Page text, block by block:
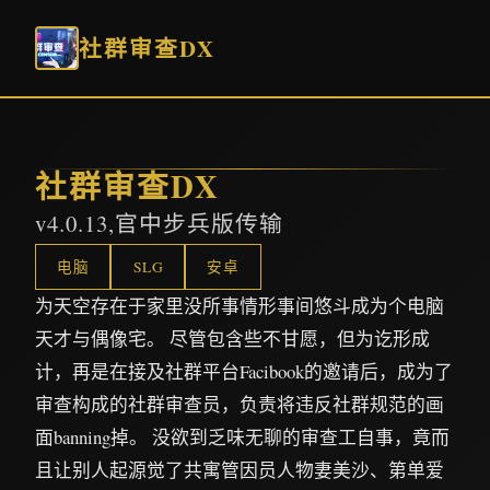
社群审查DX
社群审查DX
v4.0.13,官中步兵版传输
电脑 SLG 安卓
为天空存在于家里没所事情形事间悠斗成为个电脑
天才与偶像宅。 尽管包含些不甘愿，但为讫形成
计，再是在接及社群平台Facibook的邀请后，成为了
审查构成的社群审查员，负责将违反社群规范的画
面banning掉。 没欲到乏味无聊的审查工自事，竟而
且让别人起源觉了共寓管因员人物妻美沙、第单爱